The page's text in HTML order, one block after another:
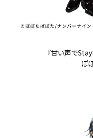
『甘い声で
ぽ